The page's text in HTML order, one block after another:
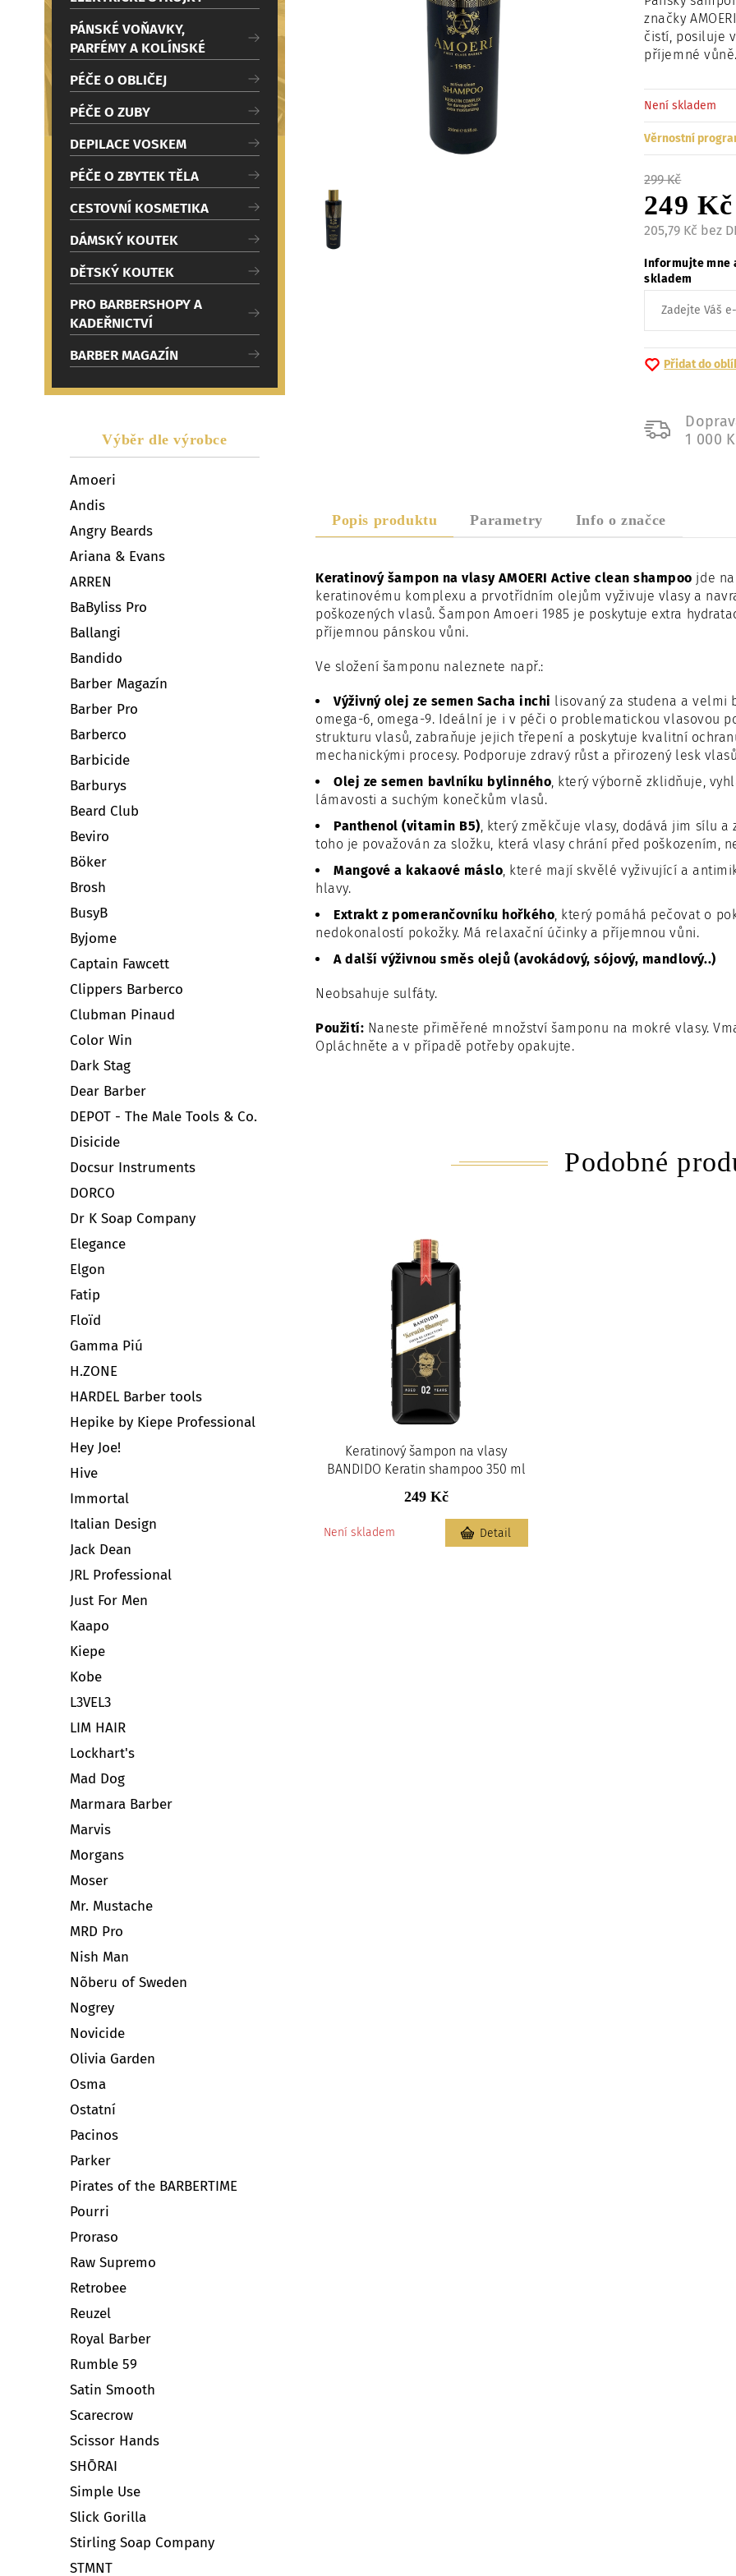
PÁNSKÉ VOŇAVKY,
PARFÉMY A KOLÍNSKÉ
PÉČE O OBLIČEJ
PÉČE O ZUBY
DEPILACE VOSKEM
PÉČE O ZBYTEK TĚLA
CESTOVNÍ KOSMETIKA
DÁMSKÝ KOUTEK
DĚTSKÝ KOUTEK
PRO BARBERSHOPY A
KADEŘNICTVÍ
BARBER MAGAZÍN
Výběr dle výrobce
Amoeri
Andis
Angry Beards
Ariana & Evans
ARREN
BaByliss Pro
Ballangi
Bandido
Barber Magazín
Barber Pro
Barberco
Barbicide
Barburys
Beard Club
Beviro
Böker
Brosh
BusyB
Byjome
Captain Fawcett
Clippers Barberco
Clubman Pinaud
Color Win
Dark Stag
Dear Barber
DEPOT - The Male Tools & Co.
Disicide
Docsur Instruments
DORCO
Dr K Soap Company
Elegance
Elgon
Fatip
Floïd
Gamma Piú
H.ZONE
HARDEL Barber tools
Hepike by Kiepe Professional
Hey Joe!
Hive
Immortal
Italian Design
Jack Dean
JRL Professional
Just For Men
Kaapo
Kiepe
Kobe
L3VEL3
LIM HAIR
Lockhart's
Mad Dog
Marmara Barber
Marvis
Morgans
Moser
Mr. Mustache
MRD Pro
Nish Man
Nõberu of Sweden
Nogrey
Novicide
Olivia Garden
Osma
Ostatní
Pacinos
Parker
Pirates of the BARBERTIME
Pourri
Proraso
Raw Supremo
Retrobee
Reuzel
Royal Barber
Rumble 59
Satin Smooth
Scarecrow
Scissor Hands
SHŌRAI
Simple Use
Slick Gorilla
Stirling Soap Company
STMNT
značky
čistí, posiluje
příjemné
Není skladem
Věrnostní
299 Kč
249 Kč
205,79 Kč bez
Informujte mne
skladem
Přidat do
1 000
Popis produktu Parametry Info o značce
Keratinový šampon na vlasy AMOERI Active clean shampoo jde
keratinovému komplexu a prvotřídním olejům vyživuje vlasy a
poškozených vlasů. Šampon Amoeri 1985 je poskytuje extra
příjemnou pánskou vůni.
Ve složení šamponu naleznete např.:
Výživný olej ze semen Sacha inchi lisovaný za studena a velmi
omega-6, omega-9. Ideální je i v péči o problematickou vlasovou
strukturu vlasů, zabraňuje jejich třepení a poskytuje kvalitní
mechanickými procesy. Podporuje zdravý růst a přirozený lesk
Olej ze semen bavlníku bylinného , který výborně zklidňuje,
lámavosti a suchým konečkům vlasů.
Panthenol (vitamin B5) , který změkčuje vlasy, dodává jim sílu
toho je považován za složku, která vlasy chrání před poškozením,
Mangové a kakaové máslo , které mají skvělé vyživující a
hlavy.
Extrakt z pomerančovníku hořkého , který pomáhá pečovat o
nedokonalostí pokožky. Má relaxační účinky a příjemnou vůni.
A další výživnou směs olejů (avokádový, sójový, mandlový..)
Neobsahuje sulfáty.
Použití: Naneste přiměřené množství šamponu na mokré vlasy.
Opláchněte a v případě potřeby opakujte.
Podobné
Keratinový šampon na vlasy
BANDIDO Keratin shampoo 350 ml
249 Kč
Není skladem Detail